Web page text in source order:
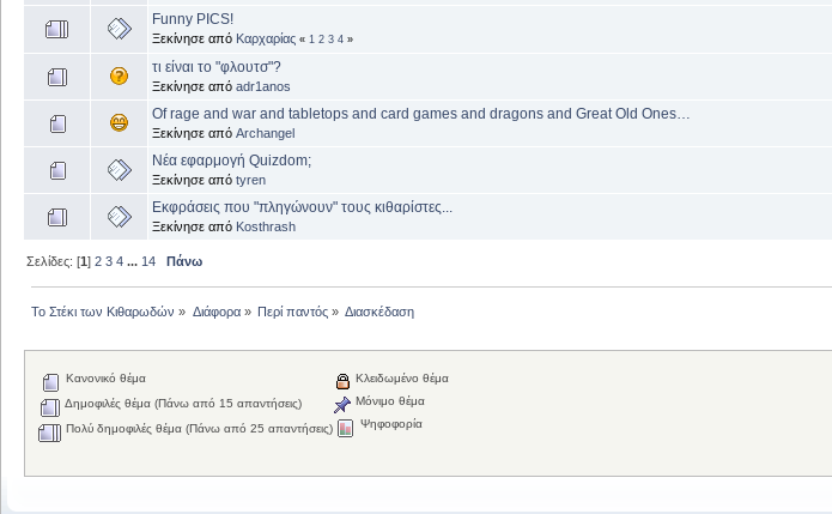
Funny PICS!
Ξεκίνησε από Καρχαρίας « 1 2 3 4 »
τι είναι το "φλουτσ"?
Ξεκίνησε από adr1anos
Of rage and war and tabletops and card games and dragons and Great Old Ones…
Ξεκίνησε από Archangel
Νέα εφαρμογή Quizdom;
Ξεκίνησε από tyren
Εκφράσεις που "πληγώνουν" τους κιθαρίστες...
Ξεκίνησε από Kosthrash
Σελίδες: [1]2 3 4 ... 14 Πάνω
Το Στέκι των Κιθαρωδών » Διάφορα» Περί παντός» Διασκέδαση
Κανονικό θέμα
Δημοφιλές θέμα (Πάνω από 15 απαντήσεις)
Πολύ δημοφιλές θέμα (Πάνω από 25 απαντήσεις)
Κλειδωμένο θέμα
Μόνιμο θέμα
Ψηφοφορία